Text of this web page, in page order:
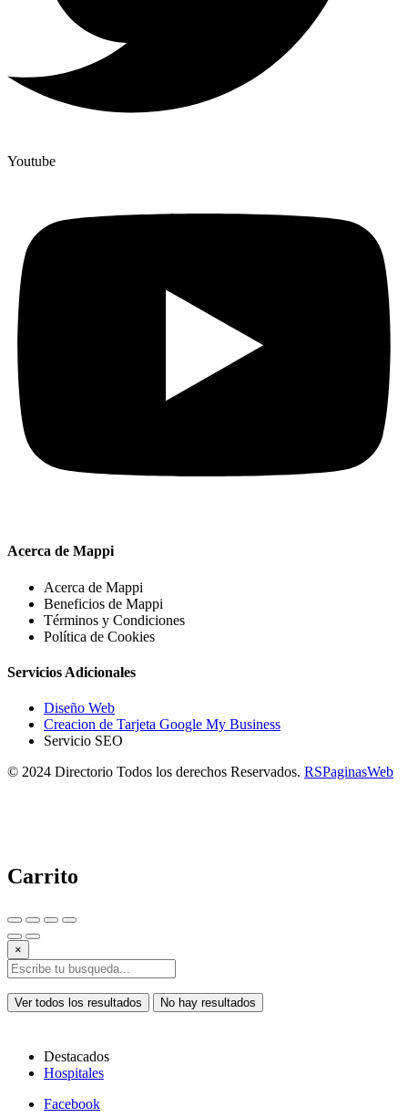
Youtube
Acerca de Mappi
Acerca de Mappi
Beneficios de Mappi
Términos y Condiciones
Política de Cookies
Servicios Adicionales
Diseño Web
Creacion de Tarjeta Google My Business
Servicio SEO
© 2024 Directorio Todos los derechos Reservados. RSPaginasWeb
Carrito
×
Ver todos los resultados No hay resultados
Destacados
Hospitales
Facebook